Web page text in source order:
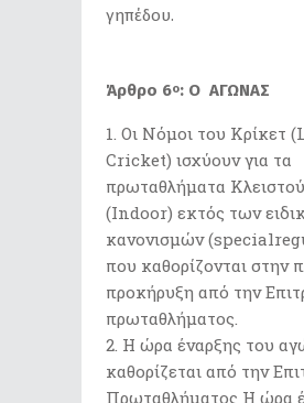
γηπέδου.
Άρθρο 6ο: Ο ΑΓΩΝΑΣ
Οι Nόμοι του Κρίκετ
Cricket) ισχύουν για τα
πρωταθλήματα
(Indoor) εκτός των
κανονισμών
που καθορίζονται στην
προκήρυξη από την
πρωταθλήματος.
Η ώρα έναρξης του
καθορίζεται από την
Πρωταθλήματος Η ώρα